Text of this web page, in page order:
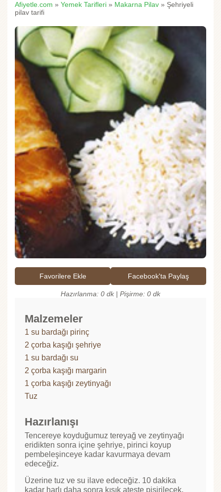
Afiyetle.com » Yemek Tarifleri » Makarna Pilav » Şehriyeli
pilav tarifi
Favorilere Ekle Facebook'ta Paylaş
Hazırlanma: 0 dk | Pişirme: 0 dk
Malzemeler
1 su bardağı pirinç
2 çorba kaşığı şehriye
1 su bardağı su
2 çorba kaşığı margarin
1 çorba kaşığı zeytinyağı
Tuz
Hazırlanışı
Tencereye koyduğumuz tereyağ ve zeytinyağı
eridikten sonra içine şehriye, pirinci koyup
pembeleşinceye kadar kavurmaya devam
edeceğiz.
Üzerine tuz ve su ilave edeceğiz. 10 dakika
kadar harlı daha sonra kısık ateşte pişirilecek.